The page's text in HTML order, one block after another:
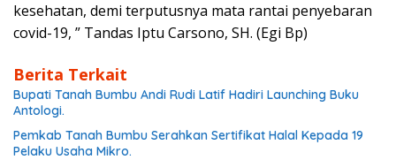
kesehatan, demi terputusnya mata rantai penyebaran
covid-19, ” Tandas Iptu Carsono, SH. (Egi Bp)
Berita Terkait
Bupati Tanah Bumbu Andi Rudi Latif Hadiri Launching Buku
Antologi.
Pemkab Tanah Bumbu Serahkan Sertifikat Halal Kepada 19
Pelaku Usaha Mikro.